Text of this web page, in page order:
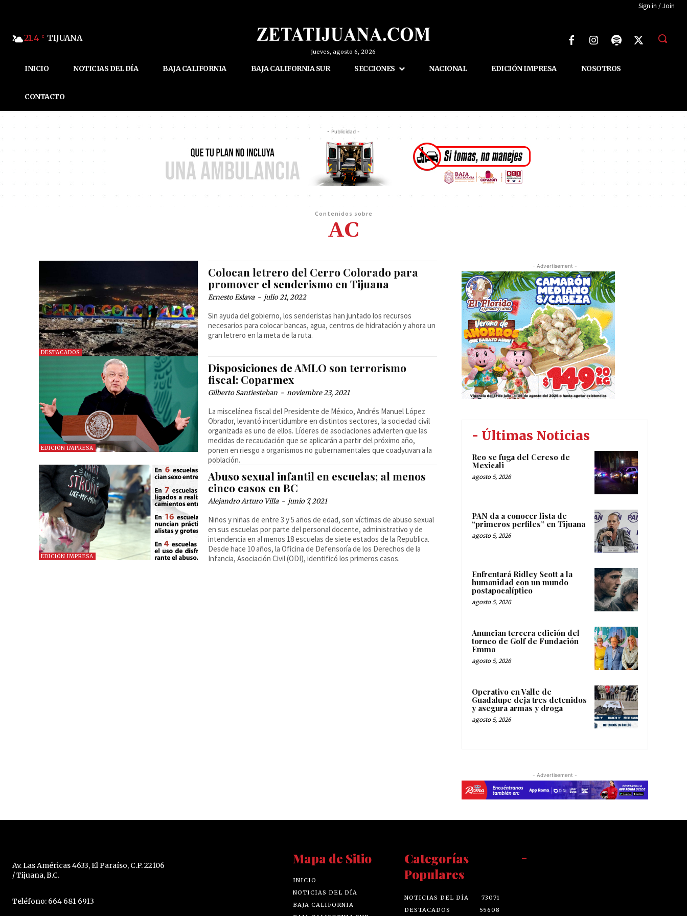
Sign in / Join
21.4 C TIJUANA
jueves, agosto 6, 2026
INICIO NOTICIAS DEL DÍA BAJA CALIFORNIA BAJA CALIFORNIA SUR SECCIONES NACIONAL EDICIÓN IMPRESA NOSOTROS
CONTACTO
- Publicidad -
Contenidos sobre
AC
DESTACADOS
Colocan letrero del Cerro Colorado para
promover el senderismo en Tijuana
Ernesto Eslava - julio 21, 2022
Sin ayuda del gobierno, los senderistas han juntado los recursos
necesarios para colocar bancas, agua, centros de hidratación y ahora un
gran letrero en la meta de la ruta.
EDICIÓN IMPRESA
Disposiciones de AMLO son terrorismo
fiscal: Coparmex
Gilberto Santiesteban - noviembre 23, 2021
La miscelánea fiscal del Presidente de México, Andrés Manuel López
Obrador, levantó incertidumbre en distintos sectores, la sociedad civil
organizada es uno de ellos. Líderes de asociaciones advierten que las
medidas de recaudación que se aplicarán a partir del próximo año,
ponen en riesgo a organismos no gubernamentales que coadyuvan a la
población.
EDICIÓN IMPRESA
Abuso sexual infantil en escuelas; al menos
cinco casos en BC
Alejandro Arturo Villa - junio 7, 2021
Niños y niñas de entre 3 y 5 años de edad, son víctimas de abuso sexual
en sus escuelas por parte del personal docente, administrativo y de
intendencia en al menos 18 escuelas de siete estados de la Republica.
Desde hace 10 años, la Oficina de Defensoría de los Derechos de la
Infancia, Asociación Civil (ODI), identificó los primeros casos.
- Advertisement -
- Últimas Noticias
Reo se fuga del Cereso de
Mexicali
agosto 5, 2026
PAN da a conocer lista de
“primeros perfiles” en Tijuana
agosto 5, 2026
Enfrentará Ridley Scott a la
humanidad con un mundo
postapocalíptico
agosto 5, 2026
Anuncian tercera edición del
torneo de Golf de Fundación
Emma
agosto 5, 2026
Operativo en Valle de
Guadalupe deja tres detenidos
y asegura armas y droga
agosto 5, 2026
- Advertisement -
Av. Las Américas 4633, El Paraíso, C.P. 22106
/ Tijuana, B.C.
Teléfono: 664 681 6913
Mapa de Sitio
INICIO
NOTICIAS DEL DÍA
BAJA CALIFORNIA
Categorías
Populares
NOTICIAS DEL DÍA
73071
DESTACADOS
55608
-